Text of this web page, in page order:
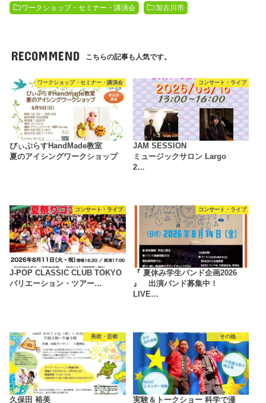
ワークショップ・セミナー・講演会 加古川市
RECOMMEND こちらの記事も人気です。
ワークショップ・セミナー・講演会
びぃぷらすHandMade教室
夏のアイシングワークショップ
コンサート・ライブ
JAM SESSION
ミュージックサロン Largo
2…
コンサート・ライブ
J-POP CLASSIC CLUB TOKYO
バリエーション・ツアー…
コンサート・ライブ
『 夏休み学生バンド企画2026
』 出演バンド募集中！
LIVE…
美術・芸術
久保田 裕美
その他
実験＆トークショー 科学で漫